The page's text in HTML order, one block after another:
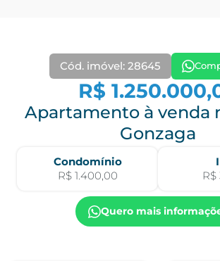
Cód. imóvel: 28645
R$
Apartamento à venda
Gonzaga
Condomínio
R$ 1.400,00
R$
Quero mais